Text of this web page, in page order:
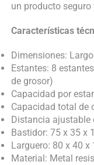
un producto seguro
Características
Dimensiones:
Estantes: 8
de grosor)
Capacidad por
Capacidad total de
Distancia ajustable
Bastidor: 75 x 35 x
Larguero: 80 x 40 x
Material: Metal